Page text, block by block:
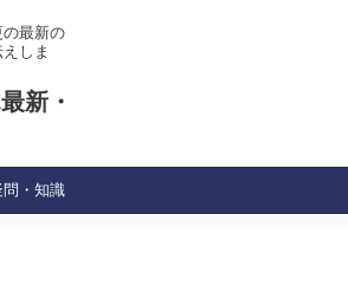
の最新の
しま
新・
・知識